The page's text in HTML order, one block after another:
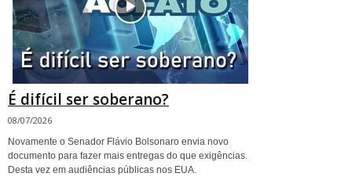
É difícil ser soberano?
08/07/2026
Novamente o Senador Flávio Bolsonaro envia novo
documento para fazer mais entregas do que exigências.
Desta vez em audiências públicas nos EUA.